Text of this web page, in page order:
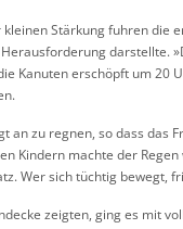
Stärkung fuhren
darstellte.
Kanuten erschöpft um
an zu regnen, so dass
Kindern machte der
Wer sich tüchtig bewegt,
zeigten, ging es mit